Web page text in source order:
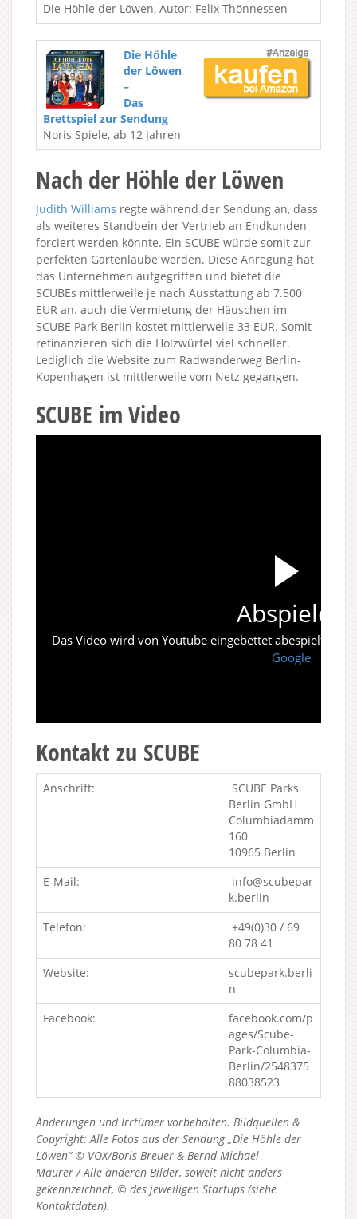
Die Höhle der Löwen, Autor: Felix Thönnessen
Die Höhle
der Löwen
–
Das
Brettspiel zur Sendung
Noris Spiele, ab 12 Jahren
Nach der Höhle der Löwen
Judith Williams regte während der Sendung an, dass
als weiteres Standbein der Vertrieb an Endkunden
forciert werden könnte. Ein SCUBE würde somit zur
perfekten Gartenlaube werden. Diese Anregung hat
das Unternehmen aufgegriffen und bietet die
SCUBEs mittlerweile je nach Ausstattung ab 7.500
EUR an. auch die Vermietung der Häuschen im
SCUBE Park Berlin kostet mittlerweile 33 EUR. Somit
refinanzieren sich die Holzwürfel viel schneller.
Lediglich die Website zum Radwanderweg Berlin-
Kopenhagen ist mittlerweile vom Netz gegangen.
SCUBE im Video
Abspielen
Das Video wird von Youtube eingebettet abespielt. Es
Google
Kontakt zu SCUBE
Anschrift:
SCUBE Parks
Berlin GmbH
Columbiadamm
160
10965 Berlin
E-Mail:
info@scubepar
k.berlin
Telefon:
+49(0)30 / 69
80 78 41
Website:
scubepark.berli
n
Facebook:
facebook.com/p
ages/Scube-
Park-Columbia-
Berlin/2548375
88038523
Änderungen und Irrtümer vorbehalten. Bildquellen &
Copyright: Alle Fotos aus der Sendung „Die Höhle der
Löwen“ © VOX/Boris Breuer & Bernd-Michael
Maurer / Alle anderen Bilder, soweit nicht anders
gekennzeichnet, © des jeweiligen Startups (siehe
Kontaktdaten).